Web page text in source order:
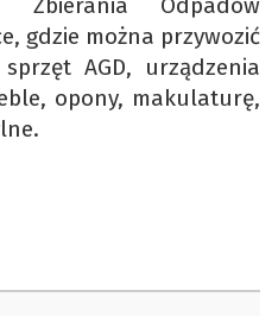
gdzie można przywozić
AGD, urządzenia
opony, makulaturę,